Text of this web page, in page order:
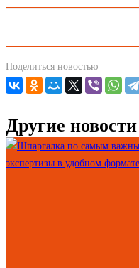
Поделиться новостью
Другие новости